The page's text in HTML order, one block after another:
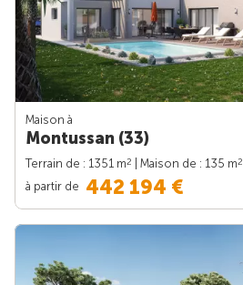
Maison à
Montussan (33)
Terrain de : 1351 m2 | Maison de : 135 m2
à partir de 442 194 €